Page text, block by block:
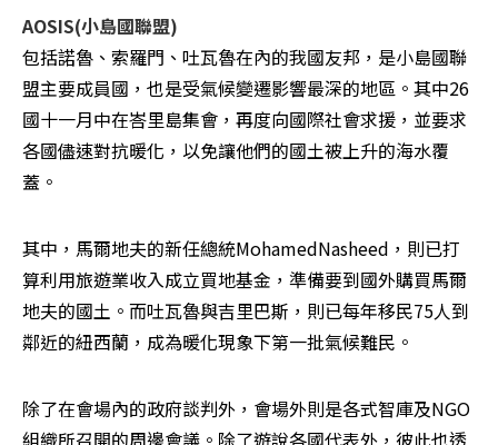
AOSIS(小島國聯盟)
包括諾魯、索羅門、吐瓦魯在內的我國友邦，是小島國聯
盟主要成員國，也是受氣候變遷影響最深的地區。其中26
國十一月中在峇里島集會，再度向國際社會求援，並要求
各國儘速對抗暖化，以免讓他們的國土被上升的海水覆
蓋。
其中，馬爾地夫的新任總統MohamedNasheed，則已打
算利用旅遊業收入成立買地基金，準備要到國外購買馬爾
地夫的國土。而吐瓦魯與吉里巴斯，則已每年移民75人到
鄰近的紐西蘭，成為暖化現象下第一批氣候難民。
除了在會場內的政府談判外，會場外則是各式智庫及NGO
組織所召開的周邊會議。除了遊說各國代表外，彼此也透